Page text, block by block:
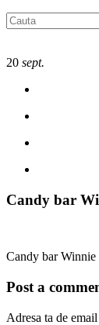
20 sept.
Candy bar
Candy bar Winnie
Post a
Adresa ta de